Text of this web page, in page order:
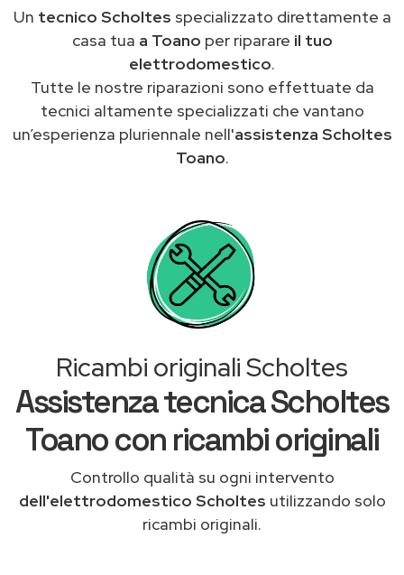
Un tecnico Scholtes specializzato direttamente a
casa tua a Toano per riparare il tuo
elettrodomestico.
Tutte le nostre riparazioni sono effettuate da
tecnici altamente specializzati che vantano
un’esperienza pluriennale nell'assistenza Scholtes
Toano.
Ricambi originali Scholtes
Assistenza tecnica Scholtes
Toano con ricambi originali
Controllo qualità su ogni intervento
dell'elettrodomestico Scholtes utilizzando solo
ricambi originali.